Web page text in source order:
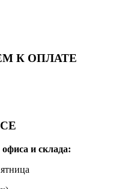
К ОПЛАТЕ
и склада: